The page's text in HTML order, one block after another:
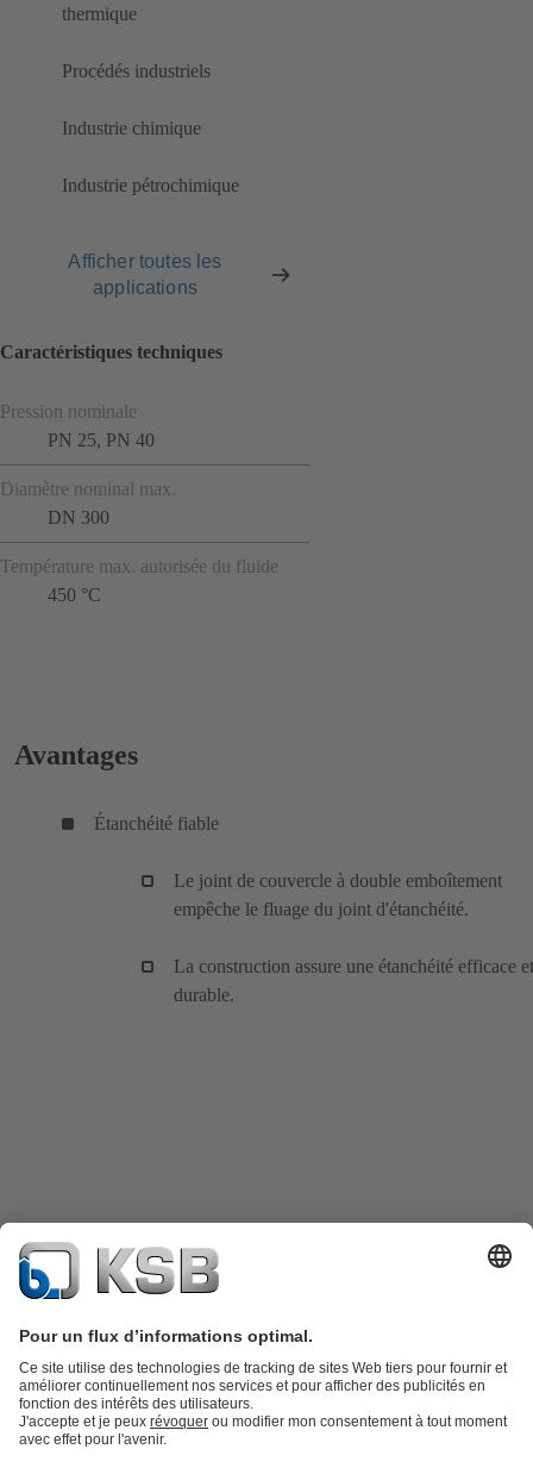
thermique
Procédés industriels
Industrie chimique
Industrie pétrochimique
Afficher toutes les
applications
Caractéristiques techniques
Pression nominale
PN 25, PN 40
Diamètre nominal max.
DN 300
Température max. autorisée du fluide
450 °C
Avantages
Étanchéité fiable
Le joint de couvercle à double emboîtement
empêche le fluage du joint d'étanchéité.
La construction assure une étanchéité efficace et
durable.